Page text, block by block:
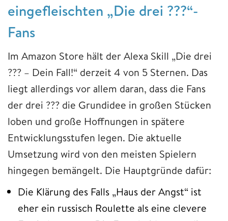
eingefleischten „Die drei ???“-
Fans
Im Amazon Store hält der Alexa Skill „Die drei
??? – Dein Fall!“ derzeit 4 von 5 Sternen. Das
liegt allerdings vor allem daran, dass die Fans
der drei ??? die Grundidee in großen Stücken
loben und große Hoffnungen in spätere
Entwicklungsstufen legen. Die aktuelle
Umsetzung wird von den meisten Spielern
hingegen bemängelt. Die Hauptgründe dafür:
Die Klärung des Falls „Haus der Angst“ ist
eher ein russisch Roulette als eine clevere